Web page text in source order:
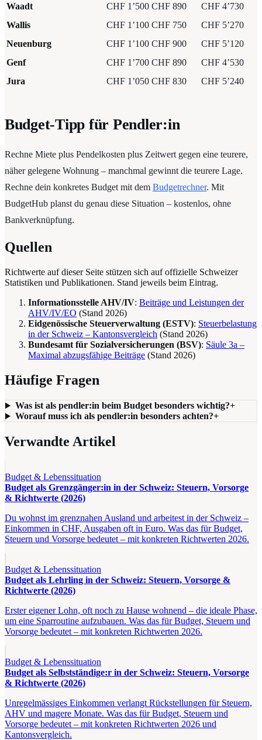
Waadt CHF 1’500 CHF 890
CHF 4’730
Wallis
CHF 1’100 CHF 750
CHF 5’270
Neuenburg
CHF 1’100 CHF 900
CHF 5’120
Genf
CHF 1’700 CHF 890
CHF 4’530
Jura
CHF 1’050 CHF 830 CHF 5’240
Budget-Tipp für Pendler:in
Rechne Miete plus Pendelkosten plus Zeitwert gegen eine teurere,
näher gelegene Wohnung – manchmal gewinnt die teurere Lage.
Rechne dein konkretes Budget mit dem Budgetrechner. Mit
BudgetHub planst du genau diese Situation – kostenlos, ohne
Bankverknüpfung.
Quellen
Richtwerte auf dieser Seite stützen sich auf offizielle Schweizer
Statistiken und Publikationen. Stand jeweils beim Eintrag.
Informationsstelle AHV/IV: Beiträge und Leistungen der
AHV/IV/EO (Stand 2026)
Eidgenössische Steuerverwaltung (ESTV): Steuerbelastung
in der Schweiz – Kantonsvergleich (Stand 2026)
Bundesamt für Sozialversicherungen (BSV): Säule 3a –
Maximal abzugsfähige Beiträge (Stand 2026)
Häufige Fragen
Was ist als pendler:in beim Budget besonders wichtig?+
Worauf muss ich als pendler:in besonders achten?+
Verwandte Artikel
Budget & Lebenssituation
Budget als Grenzgänger:in in der Schweiz: Steuern, Vorsorge
& Richtwerte (2026)
Du wohnst im grenznahen Ausland und arbeitest in der Schweiz –
Einkommen in CHF, Ausgaben oft in Euro. Was das für Budget,
Steuern und Vorsorge bedeutet – mit konkreten Richtwerten 2026.
Budget & Lebenssituation
Budget als Lehrling in der Schweiz: Steuern, Vorsorge &
Richtwerte (2026)
Erster eigener Lohn, oft noch zu Hause wohnend – die ideale Phase,
um eine Sparroutine aufzubauen. Was das für Budget, Steuern und
Vorsorge bedeutet – mit konkreten Richtwerten 2026.
Budget & Lebenssituation
Budget als Selbstständige:r in der Schweiz: Steuern, Vorsorge
& Richtwerte (2026)
Unregelmässiges Einkommen verlangt Rückstellungen für Steuern,
AHV und magere Monate. Was das für Budget, Steuern und
Vorsorge bedeutet – mit konkreten Richtwerten 2026 und
Kantonsvergleich.